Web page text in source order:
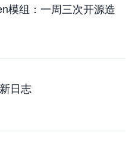
模组：一周三次开源造
日志